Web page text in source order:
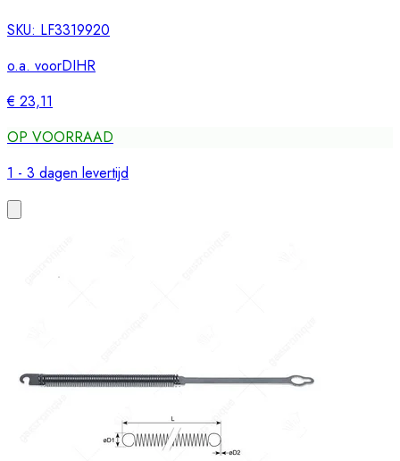
SKU: LF3319920
o.a. voorDIHR
€ 23,11
OP VOORRAAD
1 - 3 dagen levertijd